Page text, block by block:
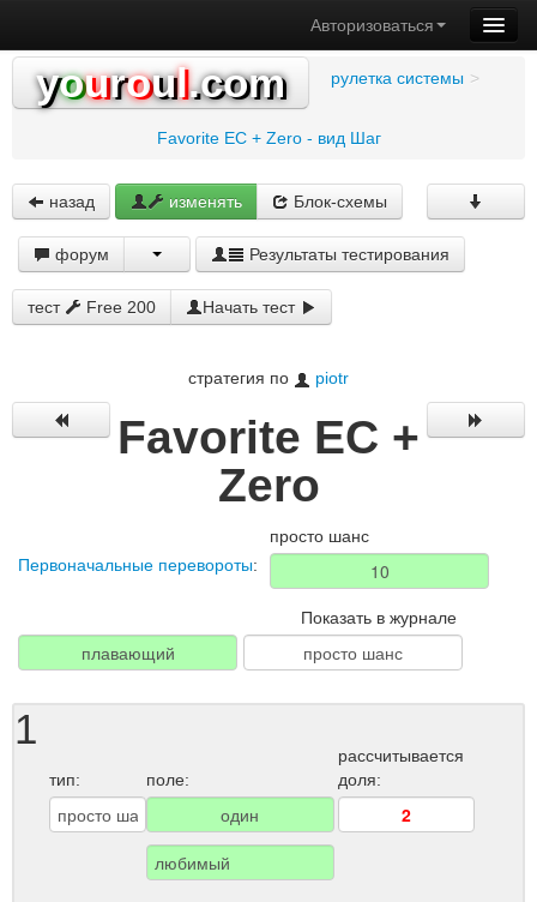
Авторизоваться
youroul.com рулетка системы >
Favorite EC + Zero - вид Шаг
назад изменять Блок-схемы
форум Результаты тестирования
тест Free 200 Начать тест
стратегия по piotr
Favorite EC +
Zero
просто шанс
Первоначальные перевороты:
Показать в журнале
1
тип: поле:
рассчитывается
доля: